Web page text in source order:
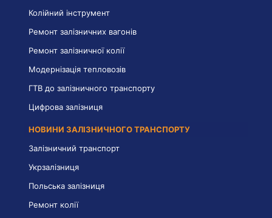
Колійний інструмент
Ремонт залізничних вагонів
Ремонт залізничної колії
Модернізація тепловозів
ГТВ до залізничного транспорту
Цифрова залізниця
НОВИНИ ЗАЛІЗНИЧНОГО ТРАНСПОРТУ
Залізничний транспорт
Укрзалізниця
Польська залізниця
Ремонт колії